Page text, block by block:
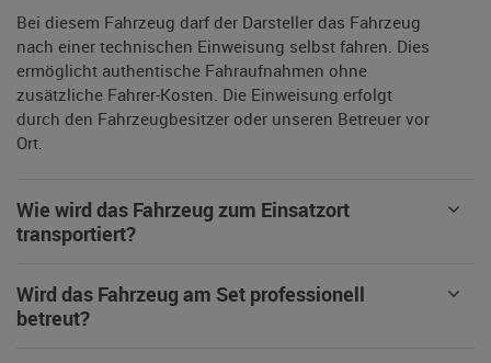
Bei diesem Fahrzeug darf der Darsteller das Fahrzeug
nach einer technischen Einweisung selbst fahren. Dies
ermöglicht authentische Fahraufnahmen ohne
zusätzliche Fahrer-Kosten. Die Einweisung erfolgt
durch den Fahrzeugbesitzer oder unseren Betreuer vor
Ort.
Wie wird das Fahrzeug zum Einsatzort
transportiert?
Wird das Fahrzeug am Set professionell
betreut?